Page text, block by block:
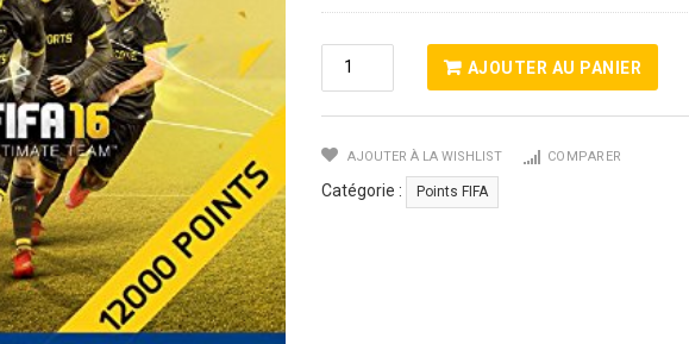
Quantité
De
12000
FIFA
-
AJOUTER AU PANIER
AJOUTER À LA WISHLIST COMPARER
Catégorie : Points FIFA